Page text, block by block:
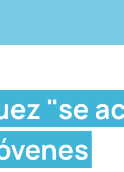
"se